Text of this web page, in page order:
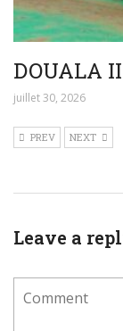
DOUALA
juillet 30, 2026
PREV NEXT
Leave a